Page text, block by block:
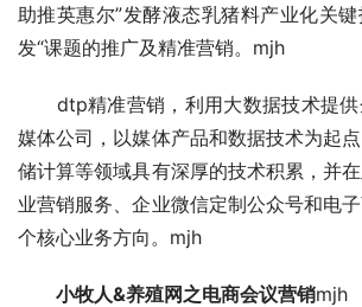
助推英惠尔”发酵液态乳猪料产业化关
发“课题的推广及精准营销。mjh
dtp精准营销，利用大数据技术提供
媒体公司，以媒体产品和数据技术为起
储计算等领域具有深厚的技术积累，并
业营销服务、企业微信定制公众号和电
个核心业务方向。mjh
小牧人&养殖网之电商会议营销mjh